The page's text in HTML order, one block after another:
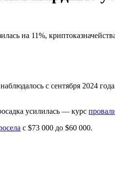
на 11%,
с сентября 2024
усилилась — курс
с $73 000 до $60 000.